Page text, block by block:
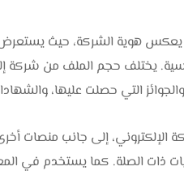
هوية الشركة، حيث يستعرض
يختلف حجم الملف من شركة
التي حصلت عليها،
ذات الصلة. كما يستخدم في